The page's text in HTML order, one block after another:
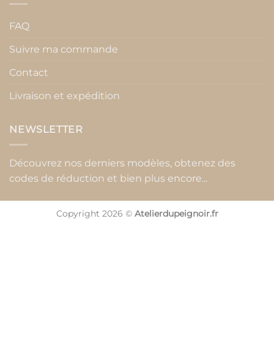
FAQ
Suivre ma commande
Contact
Livraison et expédition
NEWSLETTER
Découvrez nos derniers modèles, obtenez des
codes de réduction et bien plus encore...
Copyright 2026 © Atelierdupeignoir.fr